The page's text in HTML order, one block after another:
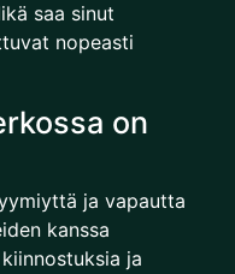
saa sinut
nopeasti
on
ja vapautta
kanssa
ja